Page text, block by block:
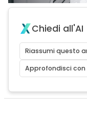
Chiedi all'AI
Riassumi questo
Approfondisci